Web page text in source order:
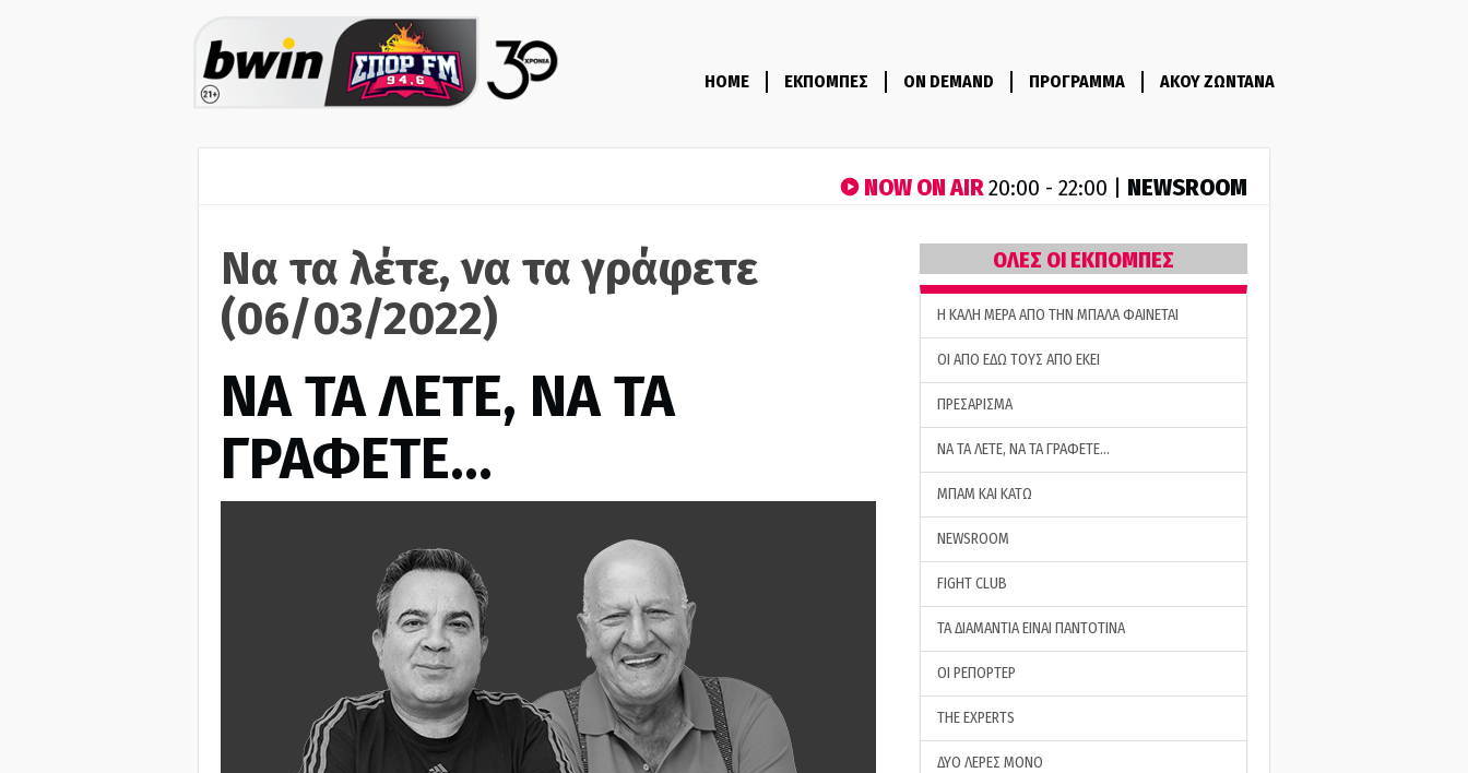
HOME ΕΚΠΟΜΠΕΣ ON DEMAND ΠΡΟΓΡΑΜΜΑ ΑΚΟΥ ΖΩΝΤΑΝΑ
NOW ON AIR20:00 - 22:00 | NEWSROOM
Να τα λέτε, να τα γράφετε
(06/03/2022)
ΝΑ ΤΑ ΛΕΤΕ, ΝΑ ΤΑ
ΓΡΑΦΕΤΕ…
ΟΛΕΣ ΟΙ ΕΚΠΟΜΠΕΣ
H ΚΑΛΗ ΜΕΡΑ ΑΠΟ ΤΗΝ ΜΠΑΛΑ ΦΑΙΝΕΤΑΙ
ΟΙ ΑΠΟ ΕΔΩ ΤΟΥΣ ΑΠΟ ΕΚΕΙ
ΠΡΕΣΑΡΙΣΜΑ
ΝΑ ΤΑ ΛΕΤΕ, ΝΑ ΤΑ ΓΡΑΦΕΤΕ…
ΜΠΑΜ ΚΑΙ ΚΑΤΩ
NEWSROOM
FIGHT CLUB
ΤΑ ΔΙΑΜΑΝΤΙΑ ΕΙΝΑΙ ΠΑΝΤΟΤΙΝΑ
ΟΙ ΡΕΠΟΡΤΕΡ
THE EXPERTS
ΔΥΟ ΛΕΡΕΣ ΜΟΝΟ